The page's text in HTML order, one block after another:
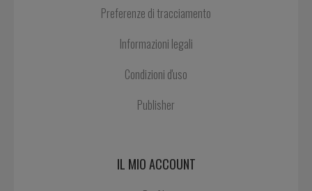
Preferenze di tracciamento
Informazioni legali
Condizioni d'uso
Publisher
IL MIO ACCOUNT